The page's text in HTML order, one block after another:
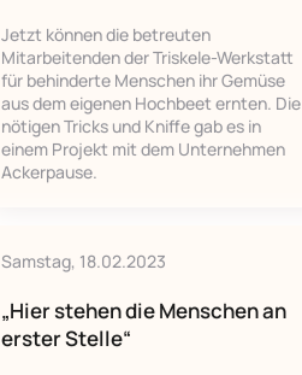
Jetzt können die betreuten
Mitarbeitenden der Triskele-Werkstatt
für behinderte Menschen ihr Gemüse
aus dem eigenen Hochbeet ernten. Die
nötigen Tricks und Kniffe gab es in
einem Projekt mit dem Unternehmen
Ackerpause.
Samstag, 18.02.2023
„Hier stehen die Menschen an
erster Stelle“